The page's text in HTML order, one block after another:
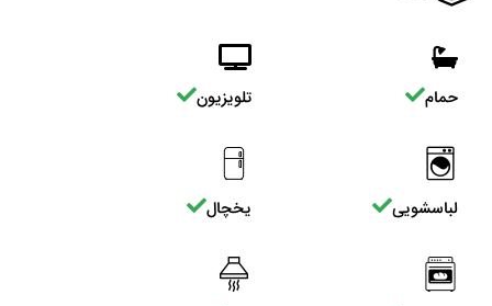
حمام تلویزیون
لباسشویی یخچال